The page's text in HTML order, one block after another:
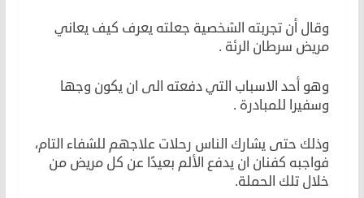
وقال أن تجربته الشخصية جعلته يعرف كيف يعاني
مريض سرطان الرئة .
وهو أحد الاسباب التي دفعته الى ان يكون وجها
وسفيرا للمبادرة .
وذلك حتى يشارك الناس رحلات علاجهم للشفاء التام،
فواجبه كفنان ان يدفع الألم بعيدًا عن كل مريض من
خلال تلك الحملة.